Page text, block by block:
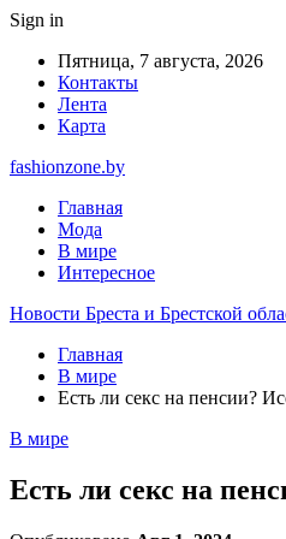
Sign in
Пятница, 7 августа, 2026
Контакты
Лента
Карта
fashionzone.by
Главная
Мода
В мире
Интересное
Новости Бреста и Брестской
Главная
В мире
Есть ли секс на пенсии?
В мире
Есть ли секс на